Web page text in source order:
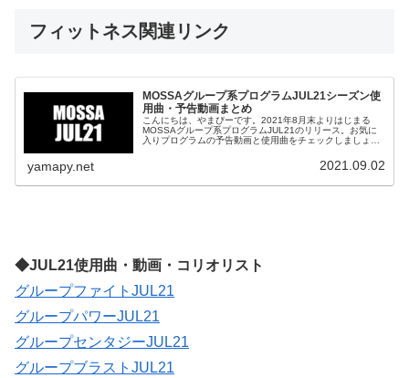
フィットネス関連リンク
MOSSAグループ系プログラムJUL21シーズン使
用曲・予告動画まとめ
こんにちは、やまぴーです。2021年8月末よりはじまる
MOSSAグループ系プログラムJUL21のリリース。お気に
入りプログラムの予告動画と使用曲をチェックしましょ
yamapy.net 2021.09.02
◆JUL21使用曲・動画・コリオリスト
グループファイトJUL21
グループパワーJUL21
グループセンタジーJUL21
グループブラストJUL21